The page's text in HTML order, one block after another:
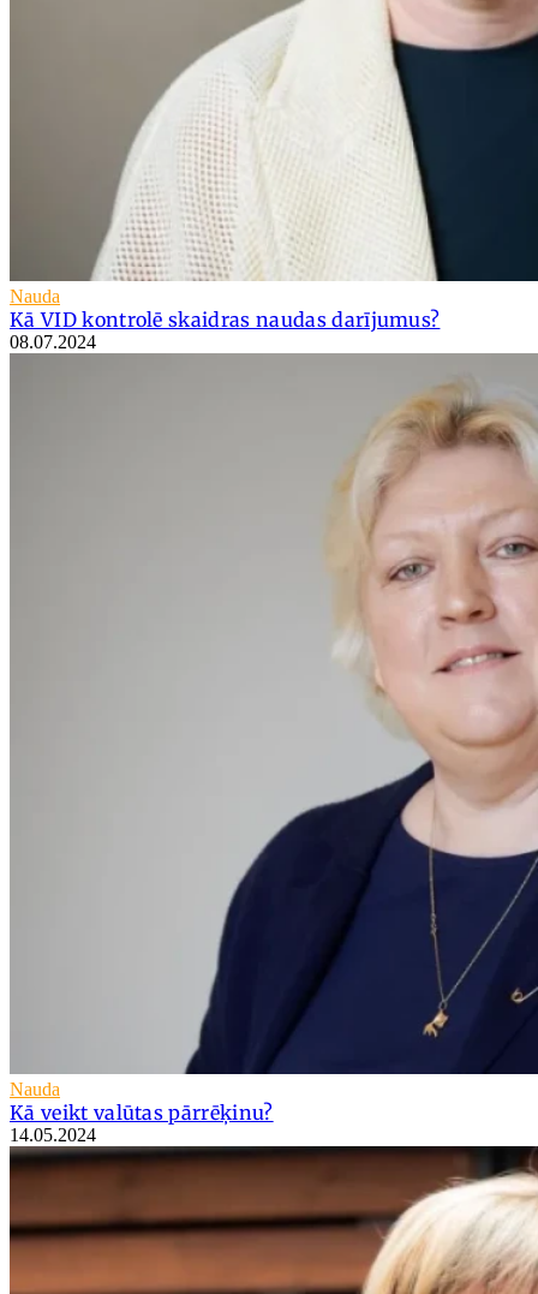
Nauda
Kā VID kontrolē skaidras naudas darījumus?
08.07.2024
Nauda
Kā veikt valūtas pārrēķinu?
14.05.2024